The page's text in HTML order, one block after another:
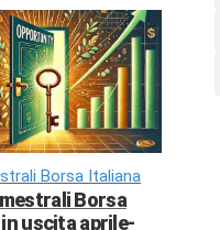
Borsa Italiana
Borsa
uscita aprile-